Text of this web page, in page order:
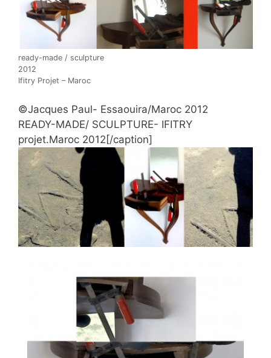
ready-made / sculpture
2012
Ifitry Projet – Maroc
©Jacques Paul- Essaouira/Maroc 2012
READY-MADE/ SCULPTURE- IFITRY
projet.Maroc 2012[/caption]